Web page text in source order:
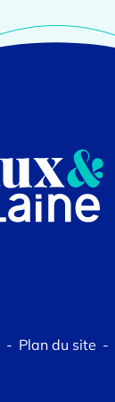
Plan du site